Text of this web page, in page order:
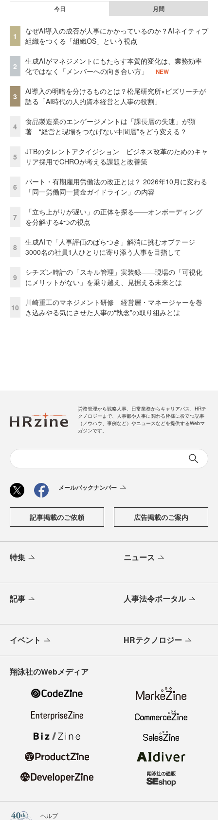
今日 月間
1
なぜAI導入の成否が人事にかかっているのか？AIネイティブ
組織をつくる「組織OS」という視点
2
生成AIがマネジメントにもたらす本質的変化は、業務効率
化ではなく「メンバーへの向き合い方」
NEW
3
AI導入の明暗を分けるものとは？松尾研究所×ビズリーチが
語る「AI時代の人的資本経営と人事の役割」
4
食品製造業のエンゲージメントは「課長層の失速」が顕
著 “経営と現場をつなげない中間層”をどう変える？
5
JTBのタレントアクイジション ビジネス改革のためのキャ
リア採用でCHROが考える課題と改善策
6
パート・有期雇用労働法の改正とは？ 2026年10月に変わる
「同一労働同一賃金ガイドライン」の内容
7
「立ち上がりが遅い」の正体を探る——オンボーディング
を分解する4つの視点
8
生成AIで「人事評価のばらつき」解消に挑むオプテージ
3000名の社員1人ひとりに寄り添う人事を目指して
9
シチズン時計の「スキル管理」実装録——現場の「可視化
にメリットがない」を乗り越え、見据える未来とは
10
川崎重工のマネジメント研修 経営層・マネージャーを巻
き込みやる気にさせた人事の“執念”の取り組みとは
労務管理から戦略人事、日常業務からキャリアパス、HRテ
クノロジーまで、人事部や人事に関わる皆様に役立つ記事
（ノウハウ、事例など）やニュースなどを提供するWebマ
ガジンです。
メールバックナンバー
記事掲載のご依頼 広告掲載のご案内
特集 ニュース
記事 人事法令ポータル
イベント HRテクノロジー
翔泳社のWebメディア
ヘルプ